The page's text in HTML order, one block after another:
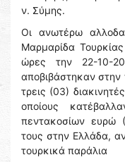
ν. Σύμης.
Οι ανωτέρω
Μαρμαρίδα
ώρες την 22-10-
αποβιβάστηκαν
τρεις (03)
οποίους
πεντακοσίων ευρώ
τους στην Ελλάδα,
τουρκικά παράλια